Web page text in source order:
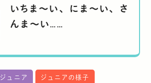
いちま～い、にま～い、さ
んま～い……
ジュニア ジュニアの様子